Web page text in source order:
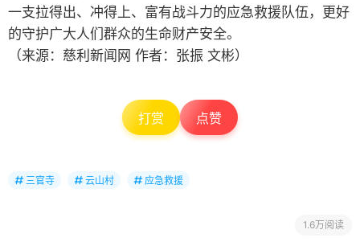
一支拉得出、冲得上、富有战斗力的应急救援队伍，更好
的守护广大人们群众的生命财产安全。
（来源：慈利新闻网 作者：张振 文彬）
打赏 点赞
三官寺 云山村 应急救援
1.6万阅读